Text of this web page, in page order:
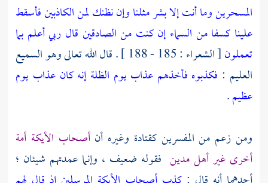
المسحرين وما أنت إلا بشر مثلنا وإن نظنك لمن الكاذبين فأسقط
علينا كسفا من السماء إن كنت من الصادقين قال ربي أعلم بما
تعملون
[ الشعراء : 185 - 188 ] . قال الله تعالى وهو السميع
العليم : فكذبوه فأخذهم عذاب يوم الظلة إنه كان عذاب يوم
عظيم.
ومن زعم من المفسرينكقتادة وغيره أنأصحاب الأيكة أمة
أخرى غيرأهل مدين فقوله ضعيف ، وإنما عمدتهم شيئان ؛